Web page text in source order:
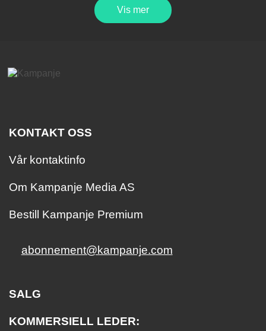
Vis mer
KONTAKT OSS
Vår kontaktinfo
Om Kampanje Media AS
Bestill Kampanje Premium
abonnement@kampanje.com
SALG
KOMMERSIELL LEDER: